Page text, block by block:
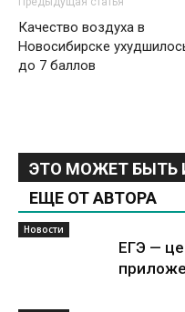
Качество воздуха в
Новосибирске
до 7 баллов
ЭТО МОЖЕТ БЫТЬ
ЕЩЕ ОТ АВТОРА
Новости
ЕГЭ —